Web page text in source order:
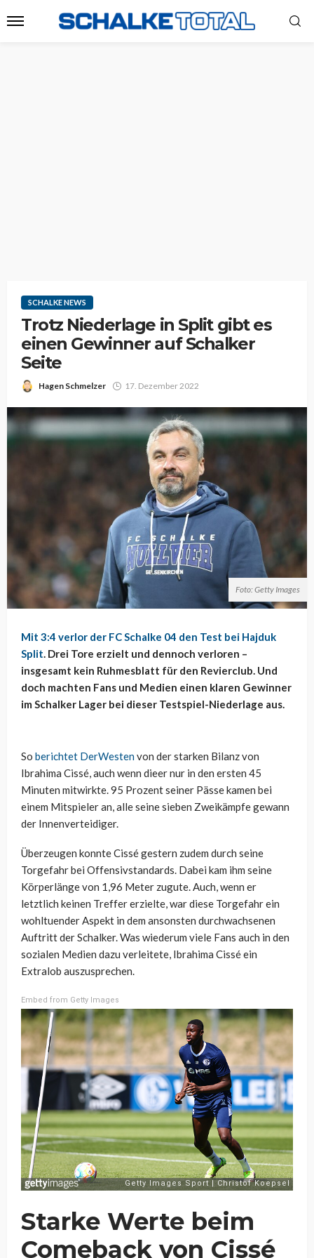
SCHALKE NEWS
Trotz Niederlage in Split gibt es
einen Gewinner auf Schalker
Seite
Hagen Schmelzer 17. Dezember 2022
Foto: Getty Images
Mit 3:4 verlor der FC Schalke 04 den Test bei Hajduk
Split. Drei Tore erzielt und dennoch verloren –
insgesamt kein Ruhmesblatt für den Revierclub. Und
doch machten Fans und Medien einen klaren Gewinner
im Schalker Lager bei dieser Testspiel-Niederlage aus.
So berichtet DerWestenvon der starken Bilanz von
Ibrahima Cissé, auch wenn dieer nur in den ersten 45
Minuten mitwirkte. 95 Prozent seiner Pässe kamen bei
einem Mitspieler an, alle seine sieben Zweikämpfe gewann
der Innenverteidiger.
Überzeugen konnte Cissé gestern zudem durch seine
Torgefahr bei Offensivstandards. Dabei kam ihm seine
Körperlänge von 1,96 Meter zugute. Auch, wenn er
letztlich keinen Treffer erzielte, war diese Torgefahr ein
wohltuender Aspekt in dem ansonsten durchwachsenen
Auftritt der Schalker. Was wiederum viele Fans auch in den
sozialen Medien dazu verleitete, Ibrahima Cissé ein
Extralob auszusprechen.
Embed from Getty Images
Starke Werte beim
Comeback von Cissé